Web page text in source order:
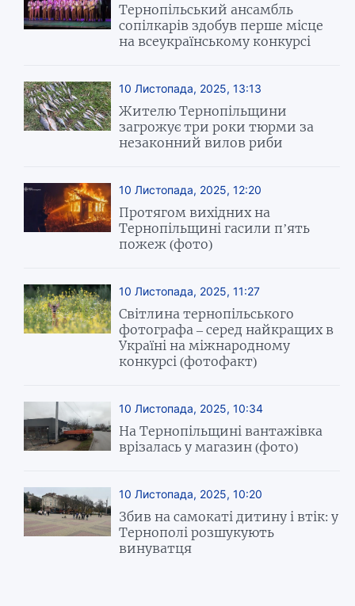
Тернопільський ансамбль
сопілкарів здобув перше місце
на всеукраїнському конкурсі
10 Листопада, 2025, 13:13
Жителю Тернопільщини
загрожує три роки тюрми за
незаконний вилов риби
10 Листопада, 2025, 12:20
Протягом вихідних на
Тернопільщині гасили п’ять
пожеж (фото)
10 Листопада, 2025, 11:27
Світлина тернопільського
фотографа – серед найкращих в
Україні на міжнародному
конкурсі (фотофакт)
10 Листопада, 2025, 10:34
На Тернопільщині вантажівка
врізалась у магазин (фото)
10 Листопада, 2025, 10:20
Збив на самокаті дитину і втік: у
Тернополі розшукують
винуватця